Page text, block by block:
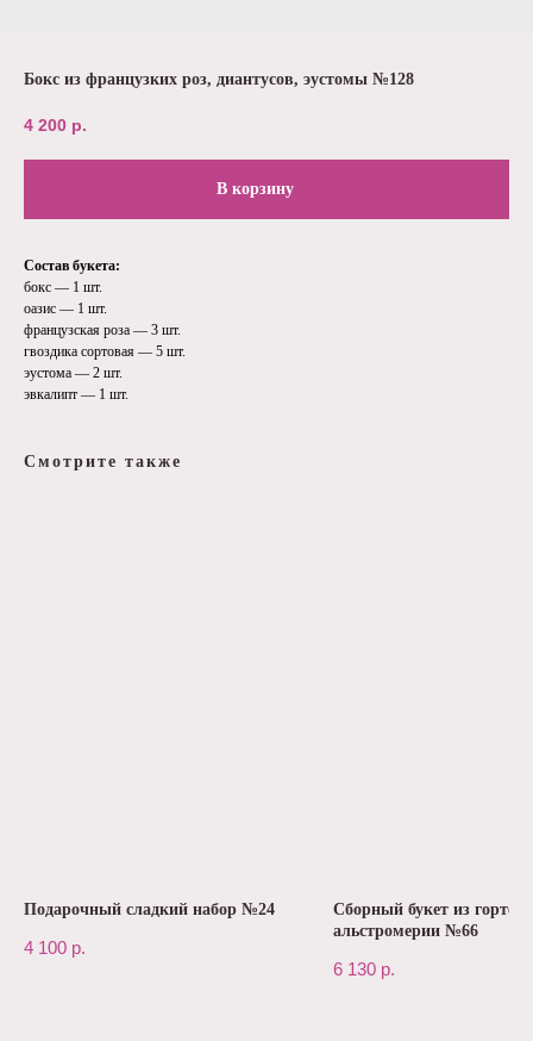
Бокс из французких роз, диантусов, эустомы №128
4 200 р.
В корзину
Состав букета:
бокс — 1 шт.
оазис — 1 шт.
французская роза — 3 шт.
гвоздика сортовая — 5 шт.
эустома — 2 шт.
эвкалипт — 1 шт.
Смотрите также
Подарочный сладкий набор №24
4 100 р.
Сборный букет из
альстромерии №66
6 130 р.